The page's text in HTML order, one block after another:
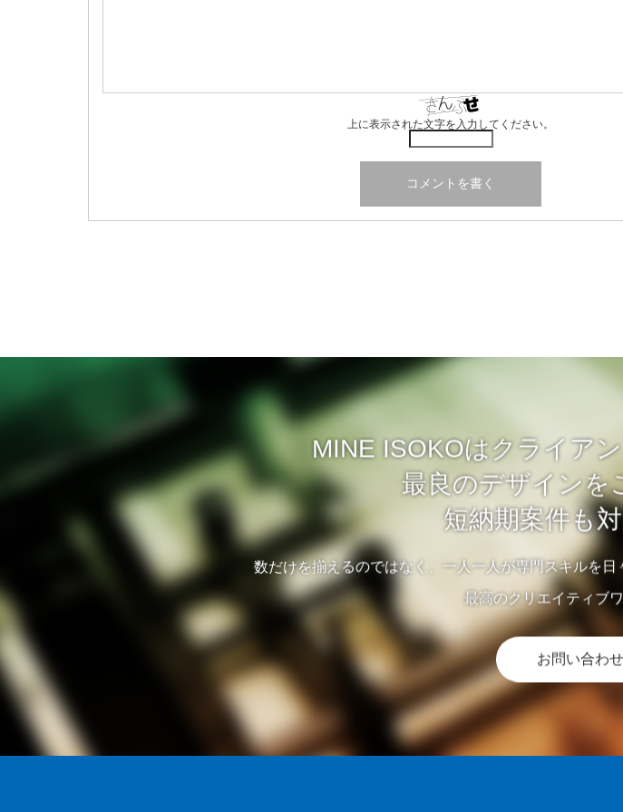
上に表示された文字を入力してください。
MINE ISOKOはクライア
最良のデザインを
短納期案件も
数だけを揃えるのではなく、一人一人が専門スキルを
最高のクリエイティブ
お問い合わ